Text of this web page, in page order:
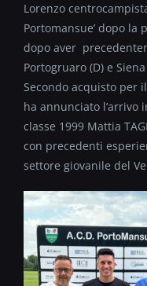
Lorenzo
Portomansue’ dopo la
dopo aver
Portogruaro (D) e Siena
Secondo acquisto per
ha annunciato l’arrivo
classe 1999 Mattia
con precedenti
settore giovanile del